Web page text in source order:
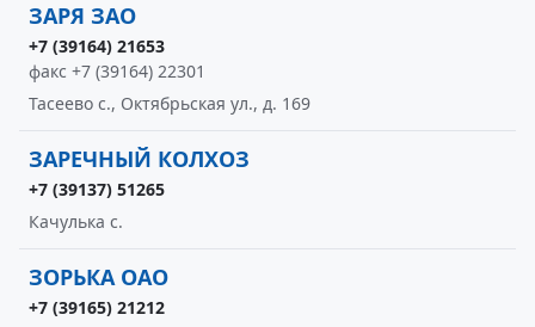
ЗАРЯ ЗАО
+7 (39164) 21653
факс +7 (39164) 22301
Тасеево с., Октябрьская ул., д. 169
ЗАРЕЧНЫЙ КОЛХОЗ
+7 (39137) 51265
Качулька с.
ЗОРЬКА ОАО
+7 (39165) 21212